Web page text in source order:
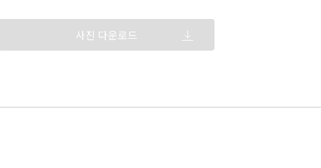
사진 다운로드